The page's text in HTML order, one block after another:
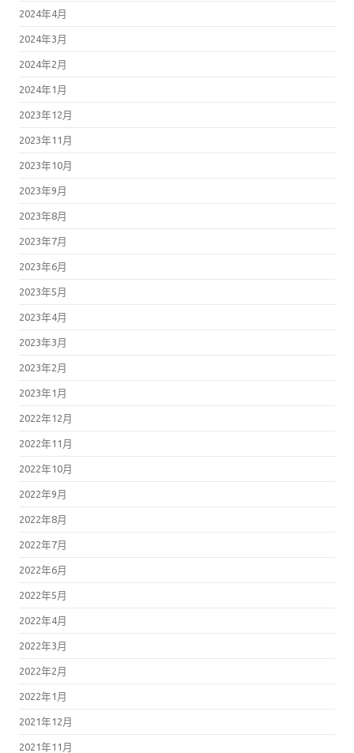
2024年4月
2024年3月
2024年2月
2024年1月
2023年12月
2023年11月
2023年10月
2023年9月
2023年8月
2023年7月
2023年6月
2023年5月
2023年4月
2023年3月
2023年2月
2023年1月
2022年12月
2022年11月
2022年10月
2022年9月
2022年8月
2022年7月
2022年6月
2022年5月
2022年4月
2022年3月
2022年2月
2022年1月
2021年12月
2021年11月